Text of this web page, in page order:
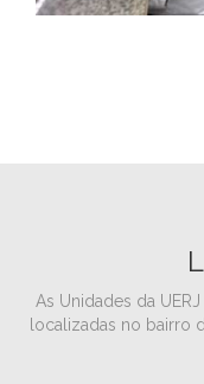
As Unidades da
localizadas no bairro